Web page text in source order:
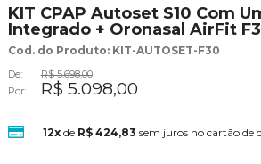
KIT CPAP Autoset S10 Com
Integrado + Oronasal AirFit
Cod. do Produto: KIT-AUTOSET-F30
De:
R$ 5.698,00
Por:
R$ 5.098,00
12xde R$ 424,83 sem juros no cartão de